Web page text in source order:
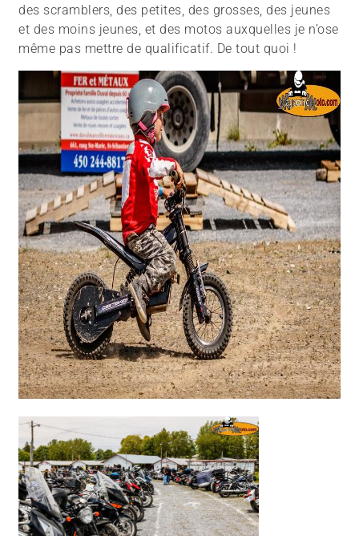
des scramblers, des petites, des grosses, des jeunes
et des moins jeunes, et des motos auxquelles je n’ose
même pas mettre de qualificatif. De tout quoi !